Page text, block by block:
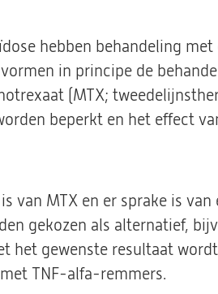
hebben behandeling
in principe de
(MTX;
beperkt en het effect
van MTX en er sprake is
gekozen als alternatief,
het gewenste resultaat
TNF-alfa-remmers.